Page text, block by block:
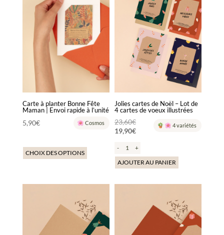
Carte à planter Bonne Fête
Maman | Envoi rapide à l’unité
5,90€ Cosmos
CHOIX DES OPTIONS
plusieurs
variations.
options
peuvent
choisies
sur
la
page
du
Jolies cartes de Noël – Lot de
4 cartes de voeux illustrées
23,60€Le
prix
23,60€.
19,90€
prix
actuel
19,90€.
4 variétés
-
+
AJOUTER AU PANIER